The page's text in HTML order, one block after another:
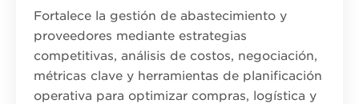
Fortalece la gestión de abastecimiento y
proveedores mediante estrategias
competitivas, análisis de costos, negociación,
métricas clave y herramientas de planificación
operativa para optimizar compras, logística y